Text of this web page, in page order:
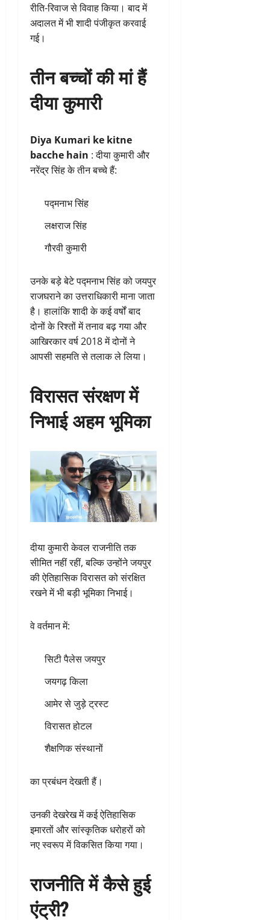
रीति-रिवाज से विवाह किया। बाद में
अदालत में भी शादी पंजीकृत करवाई
गई।
तीन बच्चों की मां हैं
दीया कुमारी
Diya Kumari ke kitne
bacche hain : दीया कुमारी और
नरेंद्र सिंह के तीन बच्चे हैं:
पद्मनाभ सिंह
लक्षराज सिंह
गौरवी कुमारी
उनके बड़े बेटे पद्मनाभ सिंह को जयपुर
राजघराने का उत्तराधिकारी माना जाता
है। हालांकि शादी के कई वर्षों बाद
दोनों के रिश्तों में तनाव बढ़ गया और
आखिरकार वर्ष 2018 में दोनों ने
आपसी सहमति से तलाक ले लिया।
विरासत संरक्षण में
निभाई अहम भूमिका
दीया कुमारी केवल राजनीति तक
सीमित नहीं रहीं, बल्कि उन्होंने जयपुर
की ऐतिहासिक विरासत को संरक्षित
रखने में भी बड़ी भूमिका निभाई।
वे वर्तमान में:
सिटी पैलेस जयपुर
जयगढ़ किला
आमेर से जुड़े ट्रस्ट
विरासत होटल
शैक्षणिक संस्थानों
का प्रबंधन देखती हैं।
उनकी देखरेख में कई ऐतिहासिक
इमारतों और सांस्कृतिक धरोहरों को
नए स्वरूप में विकसित किया गया।
राजनीति में कैसे हुई
एंट्री?